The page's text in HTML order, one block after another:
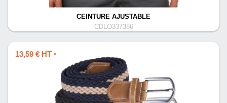
CEINTURE AJUSTABLE
CDLO337386
13,59 € HT *